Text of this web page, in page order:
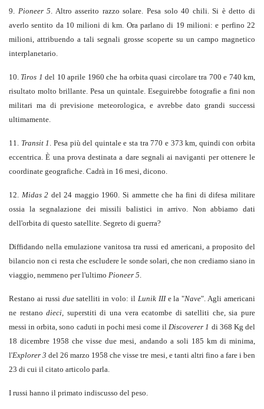
9. Pioneer 5. Altro asserito razzo solare. Pesa solo 40 chili. Si è detto di
averlo sentito da 10 milioni di km. Ora parlano di 19 milioni: e perfino 22
milioni, attribuendo a tali segnali grosse scoperte su un campo magnetico
interplanetario.
10. Tiros 1 del 10 aprile 1960 che ha orbita quasi circolare tra 700 e 740 km,
risultato molto brillante. Pesa un quintale. Eseguirebbe fotografie a fini non
militari ma di previsione meteorologica, e avrebbe dato grandi successi
ultimamente.
11. Transit 1 . Pesa più del quintale e sta tra 770 e 373 km, quindi con orbita
eccentrica. È una prova destinata a dare segnali ai naviganti per ottenere le
coordinate geografiche. Cadrà in 16 mesi, dicono.
12. Midas 2 del 24 maggio 1960. Si ammette che ha fini di difesa militare
ossia la segnalazione dei missili balistici in arrivo. Non abbiamo dati
dell'orbita di questo satellite. Segreto di guerra?
Diffidando nella emulazione vanitosa tra russi ed americani, a proposito del
bilancio non ci resta che escludere le sonde solari, che non crediamo siano in
viaggio, nemmeno per l'ultimo Pioneer 5.
Restano ai russi duesatelliti in volo: il Lunik IIIe la "Nave". Agli americani
ne restanodieci, superstiti di una vera ecatombe di satelliti che, sia pure
messi in orbita, sono caduti in pochi mesi come ilDiscoverer 1 di 368 Kg del
18 dicembre 1958 che visse due mesi, andando a soli 185 km di minima,
l'Explorer 3 del 26 marzo 1958 che visse tre mesi, e tanti altri fino a fare i ben
23 di cui il citato articolo parla.
I russi hanno il primato indiscusso del peso.